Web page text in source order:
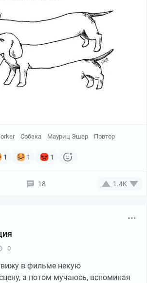
Бертолуччи — Венера
Александру
до н.э.)
Собака Мауриц Эшер Повтор
1 1 1
18 1.4K
0
в фильме некую
а потом мучаюсь, вспоминая